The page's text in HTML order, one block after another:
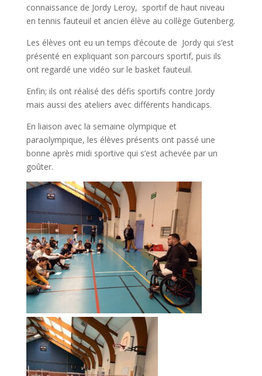
connaissance de Jordy Leroy, sportif de haut niveau
en tennis fauteuil et ancien élève au collège Gutenberg.
Les élèves ont eu un temps d’écoute de Jordy qui s’est
présenté en expliquant son parcours sportif, puis ils
ont regardé une vidéo sur le basket fauteuil.
Enfin; ils ont réalisé des défis sportifs contre Jordy
mais aussi des ateliers avec différents handicaps.
En liaison avec la semaine olympique et
paraolympique, les élèves présents ont passé une
bonne après midi sportive qui s’est achevée par un
goûter.